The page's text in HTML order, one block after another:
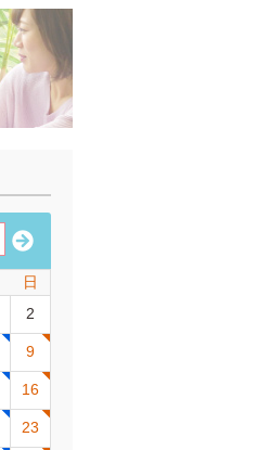
日
2
9
16
23